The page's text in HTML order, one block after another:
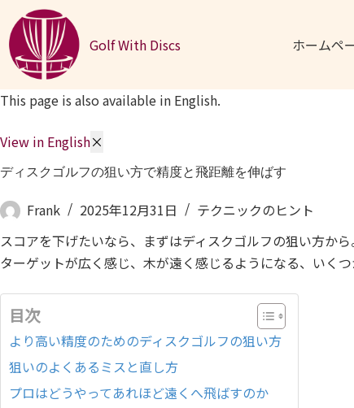
コンテンツへスキップ
Golf With Discs
ホームペ
This page is also available in English.
View in English×
ディスクゴルフの狙い方で精度と飛距離を伸ばす
Frank 2025年12月31日
テクニックのヒント
スコアを下げたいなら、まずはディスクゴルフの狙い方か
ターゲットが広く感じ、木が遠く感じるようになる、いく
目次
より高い精度のためのディスクゴルフの狙い方
狙いのよくあるミスと直し方
プロはどうやってあれほど遠くへ飛ばすのか